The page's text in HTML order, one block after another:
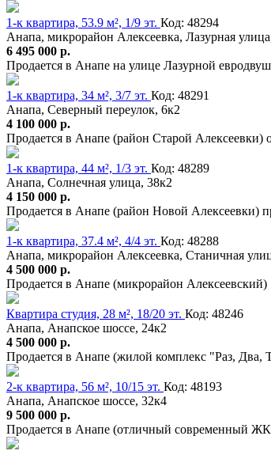
1-к квартира, 53.9 м², 1/9 эт. Код: 48294
Анапа, микрорайон Алексеевка, Лазурная
6 495 000 р.
Продается в Анапе на улице Лазурной
1-к квартира, 34 м², 3/7 эт. Код: 48291
Анапа, Северный переулок, 6к2
4 100 000 р.
Продается в Анапе (район Старой Алексеевки)
1-к квартира, 44 м², 1/3 эт. Код: 48289
Анапа, Солнечная улица, 38к2
4 150 000 р.
Продается в Анапе (район Новой Алексеевки)
1-к квартира, 37.4 м², 4/4 эт. Код: 48288
Анапа, микрорайон Алексеевка, Станичная
4 500 000 р.
Продается в Анапе (микрорайон
Квартира студия, 28 м², 18/20 эт. Код: 48246
Анапа, Анапское шоссе, 24к2
4 500 000 р.
Продается в Анапе (жилой комплекс "Раз, Два,
2-к квартира, 56 м², 10/15 эт. Код: 48193
Анапа, Анапское шоссе, 32к4
9 500 000 р.
Продается в Анапе (отличный современный